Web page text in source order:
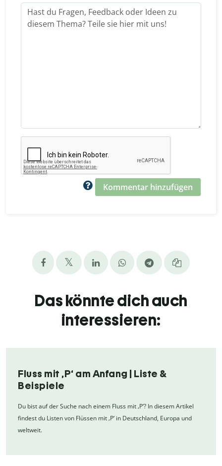
Kommentar hinzufügen
Das könnte dich auch
interessieren:
Fluss mit ‚P‘ am Anfang | Liste &
Beispiele
Du bist auf der Suche nach einem Fluss mit ‚P‘? In diesem Artikel
findest du Listen von Flüssen mit ‚P‘ in Deutschland, Europa und
weltweit.